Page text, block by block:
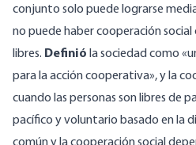
conjunto solo puede lograrse
no puede haber cooperación
libres. Definió la sociedad como
para la acción cooperativa», y la
cuando las personas son libres de
pacífico y voluntario basado en la